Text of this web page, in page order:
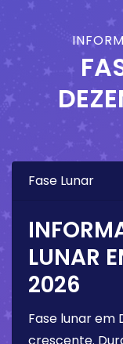
Fase Lunar
LUNAR
2026
Fase lunar em